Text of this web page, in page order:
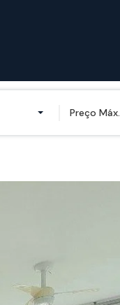
Preço Máx.